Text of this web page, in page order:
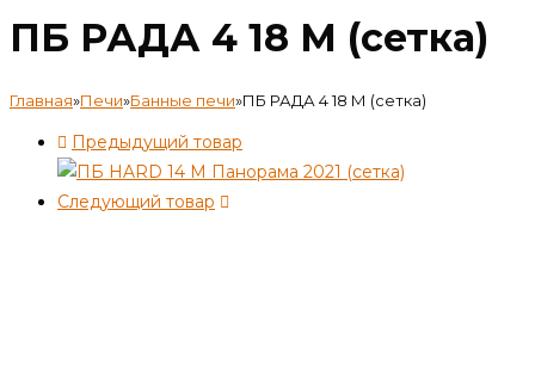
ПБ РАДА 4 18 М (сетка)
Главная»Печи»Банные печи»ПБ РАДА 4 18 М (сетка)
Предыдущий товар
Следующий товар